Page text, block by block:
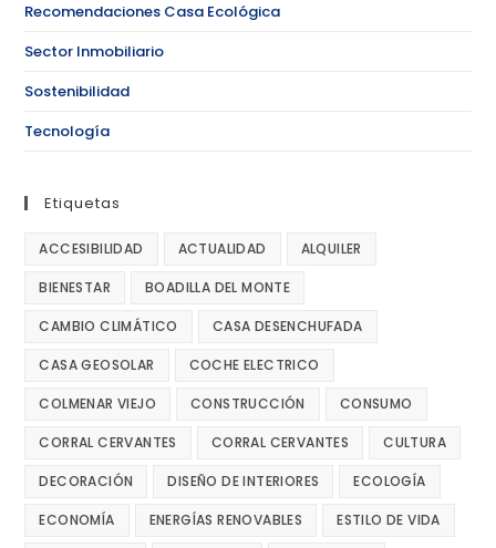
Recomendaciones Casa Ecológica
Sector Inmobiliario
Sostenibilidad
Tecnología
Etiquetas
ACCESIBILIDAD ACTUALIDAD ALQUILER
BIENESTAR BOADILLA DEL MONTE
CAMBIO CLIMÁTICO CASA DESENCHUFADA
CASA GEOSOLAR COCHE ELECTRICO
COLMENAR VIEJO CONSTRUCCIÓN CONSUMO
CORRAL CERVANTES CORRAL CERVANTES CULTURA
DECORACIÓN DISEÑO DE INTERIORES ECOLOGÍA
ECONOMÍA ENERGÍAS RENOVABLES ESTILO DE VIDA